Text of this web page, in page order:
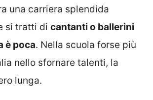
una carriera splendida
si tratti di cantanti o ballerini
è poca. Nella scuola forse più
nello sfornare talenti, la
lunga.